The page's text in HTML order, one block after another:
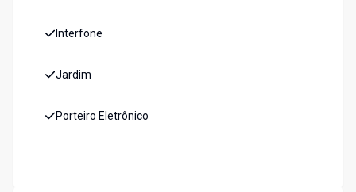
Interfone
Jardim
Porteiro Eletrônico